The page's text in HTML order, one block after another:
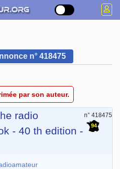
n° 418475
par son auteur.
radio
- 40 th edition -
n° 418475
94